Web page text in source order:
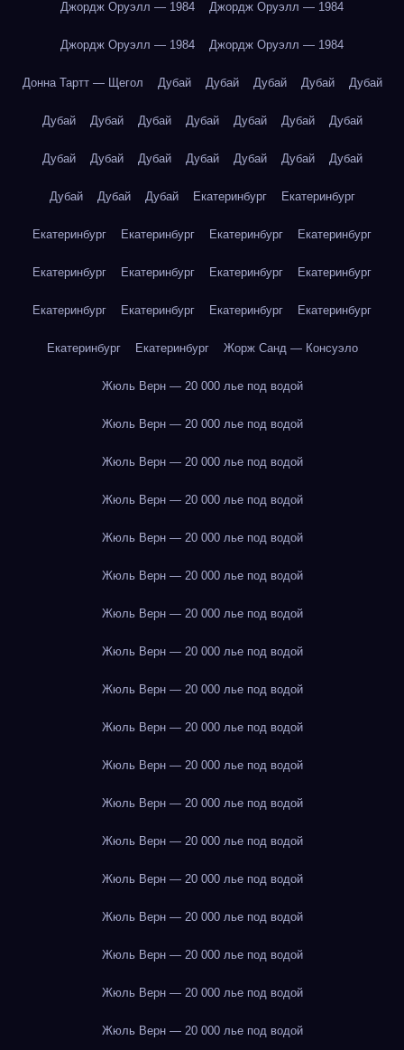
Джордж Оруэлл — 1984 Джордж Оруэлл — 1984
Джордж Оруэлл — 1984 Джордж Оруэлл — 1984
Донна Тартт — Щегол Дубай Дубай Дубай Дубай Дубай
Дубай Дубай Дубай Дубай Дубай Дубай Дубай
Дубай Дубай Дубай Дубай Дубай Дубай Дубай
Дубай Дубай Дубай Екатеринбург Екатеринбург
Екатеринбург Екатеринбург Екатеринбург Екатеринбург
Екатеринбург Екатеринбург Екатеринбург Екатеринбург
Екатеринбург Екатеринбург Екатеринбург Екатеринбург
Екатеринбург Екатеринбург Жорж Санд — Консуэло
Жюль Верн — 20 000 лье под водой
Жюль Верн — 20 000 лье под водой
Жюль Верн — 20 000 лье под водой
Жюль Верн — 20 000 лье под водой
Жюль Верн — 20 000 лье под водой
Жюль Верн — 20 000 лье под водой
Жюль Верн — 20 000 лье под водой
Жюль Верн — 20 000 лье под водой
Жюль Верн — 20 000 лье под водой
Жюль Верн — 20 000 лье под водой
Жюль Верн — 20 000 лье под водой
Жюль Верн — 20 000 лье под водой
Жюль Верн — 20 000 лье под водой
Жюль Верн — 20 000 лье под водой
Жюль Верн — 20 000 лье под водой
Жюль Верн — 20 000 лье под водой
Жюль Верн — 20 000 лье под водой
Жюль Верн — 20 000 лье под водой